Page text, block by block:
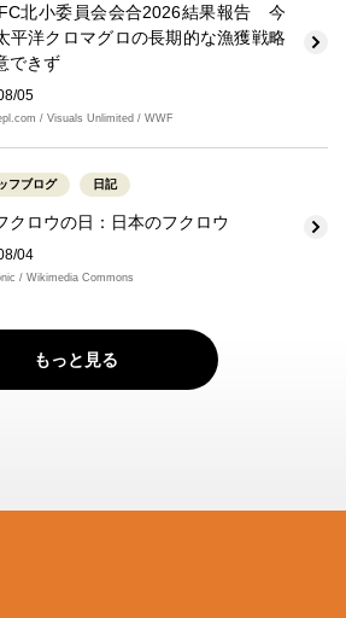
北小委員会会合2026結果報告 今
平洋クロマグロの長期的な漁獲戦略
できず
05
/ Visuals Unlimited / WWF
フブログ 日記
クロウの日：日本のフクロウ
04
/ Wikimedia Commons
もっと見る